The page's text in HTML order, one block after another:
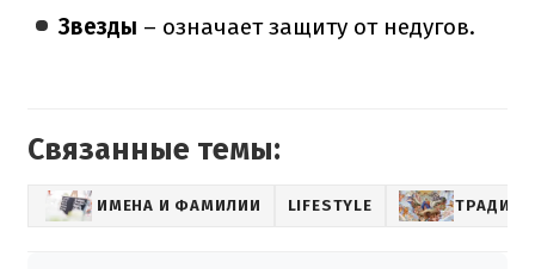
Звезды – означает защиту от недугов.
Связанные темы:
ИМЕНА И ФАМИЛИИ LIFESTYLE